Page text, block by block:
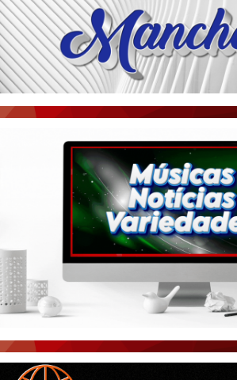
AS NOTÍCIAS DO DIA
ACONTECEU...VIROU MANCHETE!
BLOGS & COLUNAS
AGÊNCIA DE NOTÍCIAS
CNN BRASIL
PORTAL CEARÁ
ÚLTIMAS POSTAGENS
BOAS NOTÍCIAS...VIRAM MANCHETE!
CEARÁ BRASIL NOTÍCIAS